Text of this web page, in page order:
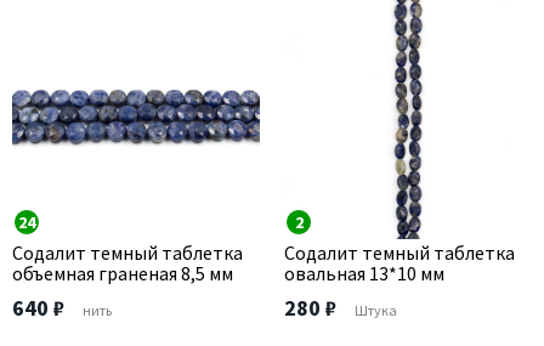
24
Содалит темный таблетка
объемная граненая 8,5 мм
640 ₽ нить
2
Содалит темный таблетка
овальная 13*10 мм
280 ₽ Штука